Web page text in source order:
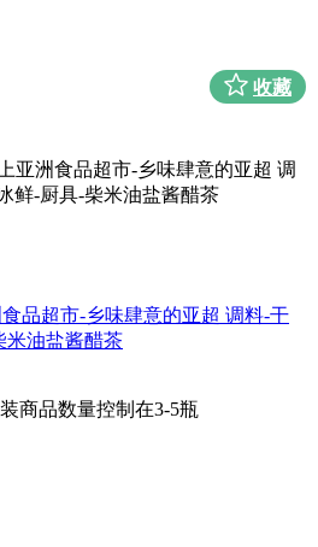
商品数量控制在3-5瓶
收藏